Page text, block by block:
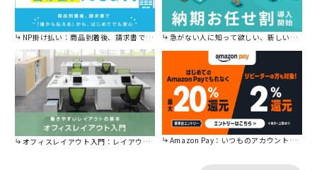
NP掛け払い：商品到着後、請求書で後から払えます。 急がない人に知って欲しい、新しい割引を始めました。
オフィスレイアウト入門：レイアウトの基本をご紹介。 Amazon Pay：いつものアカウントで簡単に決済可能。